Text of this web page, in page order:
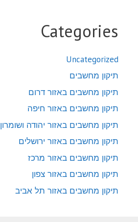
Categories
Uncategorized
תיקון מחשבים
תיקון מחשבים באזור דרום
תיקון מחשבים באזור חיפה
תיקון מחשבים באזור יהודה ושומרון
תיקון מחשבים באזור ירושלים
תיקון מחשבים באזור מרכז
תיקון מחשבים באזור צפון
תיקון מחשבים באזור תל אביב